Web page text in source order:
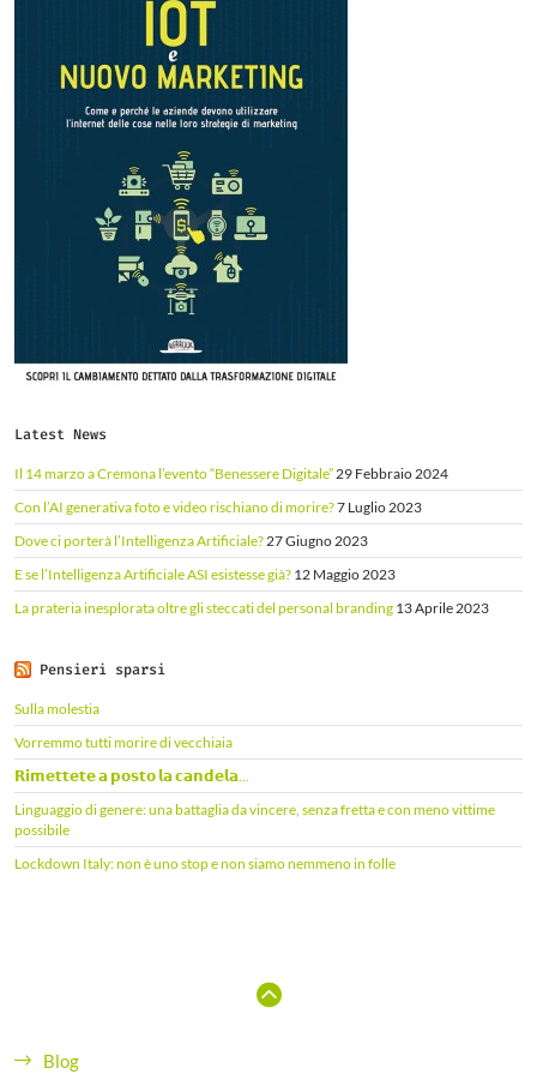
Latest News
Il 14 marzo a Cremona l’evento “Benessere Digitale” 29 Febbraio 2024
Con l’AI generativa foto e video rischiano di morire?7 Luglio 2023
Dove ci porterà l’Intelligenza Artificiale? 27 Giugno 2023
E se l’Intelligenza Artificiale ASI esistesse già? 12 Maggio 2023
La prateria inesplorata oltre gli steccati del personal branding 13 Aprile 2023
Pensieri sparsi
Sulla molestia
Vorremmo tutti morire di vecchiaia
𝗥𝗶𝗺𝗲𝘁𝘁𝗲𝘁𝗲 𝗮 𝗽𝗼𝘀𝘁𝗼 𝗹𝗮 𝗰𝗮𝗻𝗱𝗲𝗹𝗮...
Linguaggio di genere: una battaglia da vincere, senza fretta e con meno vittime
possibile
Lockdown Italy: non è uno stop e non siamo nemmeno in folle
Blog